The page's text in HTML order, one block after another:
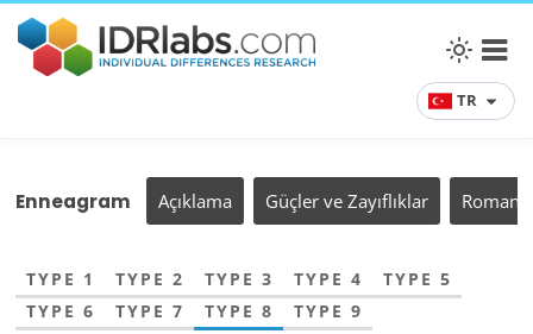
TR
Enneagram Açıklama Güçler ve Zayıflıklar
TYPE 1 TYPE 2 TYPE 3 TYPE 4
TYPE 5
TYPE 6
TYPE 7 TYPE 8 TYPE 9